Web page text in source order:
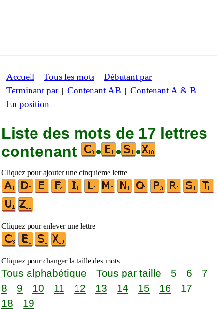
Accueil | Tous les mots | Débutant par|
Terminant par| Contenant AB | Contenant A & B |
En position
Liste des mots de 17 lettres
contenant
• • •
Cliquez pour ajouter une cinquième lettre
Cliquez pour enlever une lettre
Cliquez pour changer la taille des mots
Tous alphabétique Tous par taille 5 6
7
8
9 10 11 12 13 14 15 16
17
18
19